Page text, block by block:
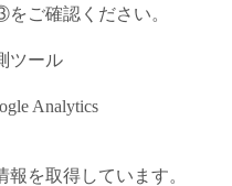
ご確認ください。
ツール
Analytics
を取得しています。